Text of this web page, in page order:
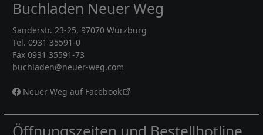
Buchladen Neuer Weg
Sanderstr. 23-25, 97070 Würzburg
Tel. 0931 35591-0
Fax 0931 35591-73
buchladen@neuer-weg.com
Neuer Weg auf Facebook